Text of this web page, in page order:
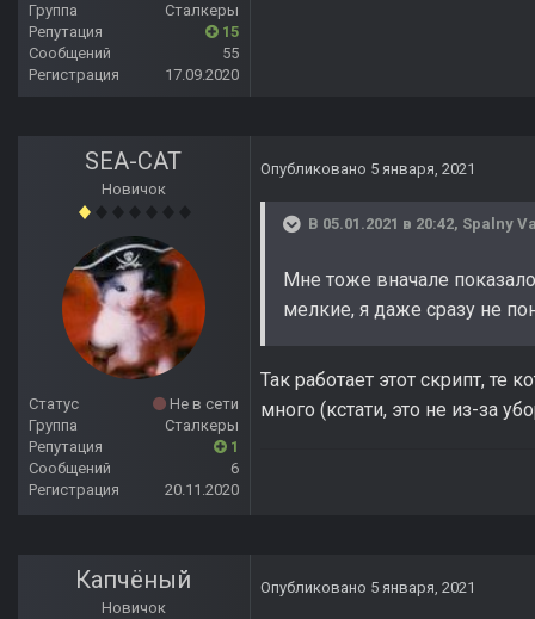
Группа
Сталкеры
Репутация
15
Сообщений
55
Регистрация
17.09.2020
SEA-CAT
Новичок
Статус
Не в сети
Группа
Сталкеры
Репутация
1
Сообщений
6
Регистрация
20.11.2020
Опубликовано 5 января, 2021
В 05.01.2021 в 20:42, Spalny
Мне тоже вначале
мелкие, я даже сразу не
Так работает этот скрипт, те
много (кстати, это не из-за
Капчёный
Новичок
Опубликовано 5 января, 2021